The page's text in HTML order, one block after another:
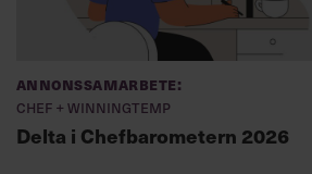
Annonssamarbete:
Chef + Winningtemp
Delta i Chefbarometern 2026